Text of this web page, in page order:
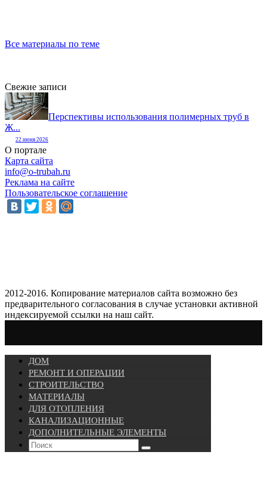
Все материалы по теме
Свежие записи
Перспективы использования полимерных труб в
Ж...
22 июня 2026
О портале
Карта сайта
info@o-trubah.ru
Реклама на сайте
Пользовательское соглашение
2012-2016. Копирование материалов сайта возможно без
предварительного согласования в случае установки активной
индексируемой ссылки на наш сайт.
ДОМ
РЕМОНТ И ОПЕРАЦИИ
СТРОИТЕЛЬСТВО
МАТЕРИАЛЫ
ДЛЯ ОТОПЛЕНИЯ
КАНАЛИЗАЦИОННЫЕ
ДОПОЛНИТЕЛЬНЫЕ ЭЛЕМЕНТЫ